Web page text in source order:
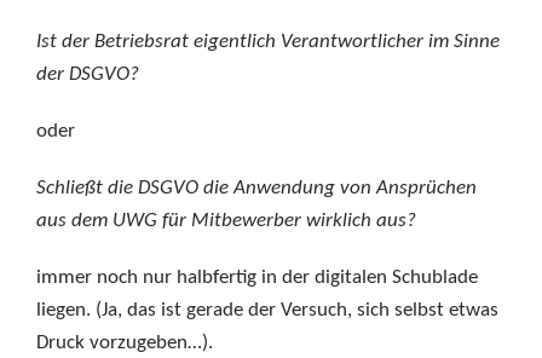
Ist der Betriebsrat eigentlich Verantwortlicher im Sinne
der DSGVO?
oder
Schließt die DSGVO die Anwendung von Ansprüchen
aus dem UWG für Mitbewerber wirklich aus?
immer noch nur halbfertig in der digitalen Schublade
liegen. (Ja, das ist gerade der Versuch, sich selbst etwas
Druck vorzugeben…).